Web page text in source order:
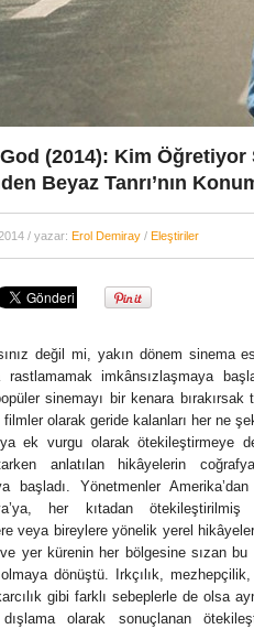
(2014): Kim Öğretiyor
Beyaz Tanrı’nın
/ yazar: Erol Demiray / Eleştiriler
değil mi, yakın dönem sinema
rastlamamak imkânsızlaşmaya
sinemayı bir kenara
filmler olarak geride kalanları her ne
ek vurgu olarak ötekileştirmeye
anlatılan hikâyelerin
başladı. Yönetmenler Amerika’dan
her kıtadan ötekileştirilmiş
veya bireylere yönelik yerel
yer kürenin her bölgesine sızan bu
dönüştü. Irkçılık, mezhepçilik,
gibi farklı sebeplerle de olsa
olarak sonuçlanan
Yönetmen
Uzun
çok Top of
Zelandalı